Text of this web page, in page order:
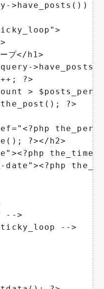
>have_posts()) :
ープ</h1>
?>
>
?>
?></h2>
-->
-->